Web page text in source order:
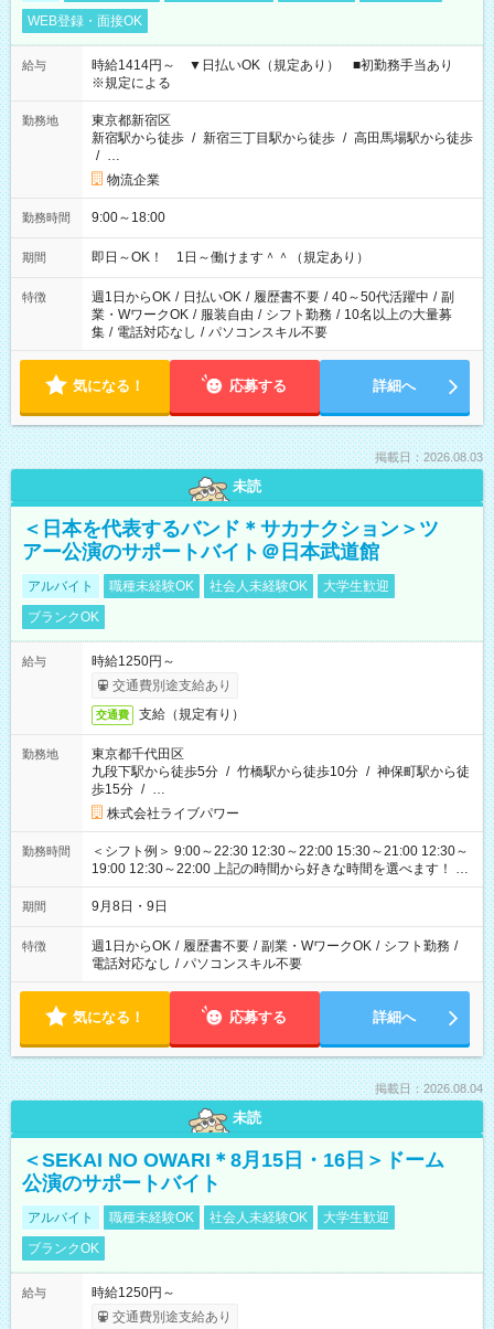
WEB登録・面接OK
給与
時給1414円～ ▼日払いOK（規定あり） ■初勤務手当あり
※規定による
勤務地
東京都新宿区
新宿駅から徒歩 / 新宿三丁目駅から徒歩 / 高田馬場駅から徒歩
/ …
物流企業
勤務時間 9:00～18:00
期間 即日～OK！ 1日～働けます＾＾（規定あり）
特徴 週1日からOK / 日払いOK / 履歴書不要 / 40～50代活躍中 / 副
業・WワークOK / 服装自由 / シフト勤務 / 10名以上の大量募
集 / 電話対応なし / パソコンスキル不要
気になる！ 応募する 詳細へ
掲載日：2026.08.03
未読
＜日本を代表するバンド＊サカナクション＞ツ
アー公演のサポートバイト＠日本武道館
アルバイト 職種未経験OK 社会人未経験OK
大学生歓迎
ブランクOK
給与
時給1250円～
交通費別途支給あり
交通費 支給（規定有り）
勤務地
東京都千代田区
九段下駅から徒歩5分 / 竹橋駅から徒歩10分 / 神保町駅から徒
歩15分 / …
株式会社ライブパワー
勤務時間
＜シフト例＞ 9:00～22:30 12:30～22:00 15:30～21:00 12:30～
19:00 12:30～22:00 上記の時間から好きな時間を選べます！ ※
時間は変更となる可能性があります
期間 9月8日・9日
特徴 週1日からOK / 履歴書不要 / 副業・WワークOK / シフト勤務 /
電話対応なし / パソコンスキル不要
気になる！ 応募する 詳細へ
掲載日：2026.08.04
未読
＜SEKAI NO OWARI＊8月15日・16日＞ドーム
公演のサポートバイト
アルバイト 職種未経験OK 社会人未経験OK
大学生歓迎
ブランクOK
給与
時給1250円～
交通費別途支給あり